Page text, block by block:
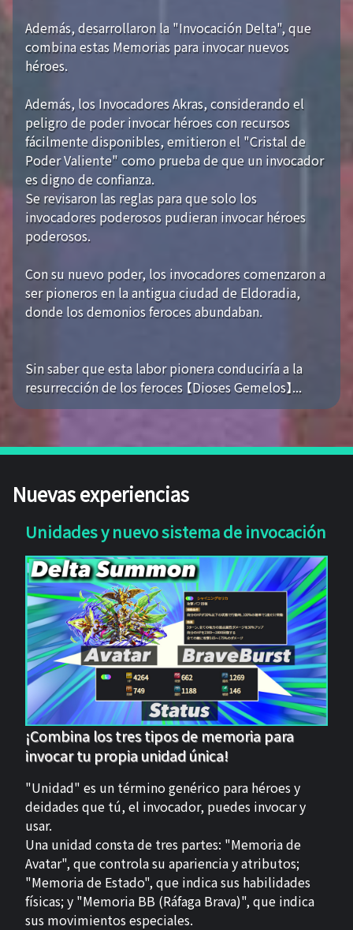
Además, desarrollaron la "Invocación Delta", que
combina estas Memorias para invocar nuevos
héroes.
Además, los Invocadores Akras, considerando el
peligro de poder invocar héroes con recursos
fácilmente disponibles, emitieron el "Cristal de
Poder Valiente" como prueba de que un invocador
es digno de confianza.
Se revisaron las reglas para que solo los
invocadores poderosos pudieran invocar héroes
poderosos.
Con su nuevo poder, los invocadores comenzaron a
ser pioneros en la antigua ciudad de Eldoradia,
donde los demonios feroces abundaban.
Sin saber que esta labor pionera conduciría a la
resurrección de los feroces 【Dioses Gemelos】...
Nuevas experiencias
Unidades y nuevo sistema de invocación
¡Combina los tres tipos de memoria para
invocar tu propia unidad única!
"Unidad" es un término genérico para héroes y
deidades que tú, el invocador, puedes invocar y
usar.
Una unidad consta de tres partes: "Memoria de
Avatar", que controla su apariencia y atributos;
"Memoria de Estado", que indica sus habilidades
físicas; y "Memoria BB (Ráfaga Brava)", que indica
sus movimientos especiales.